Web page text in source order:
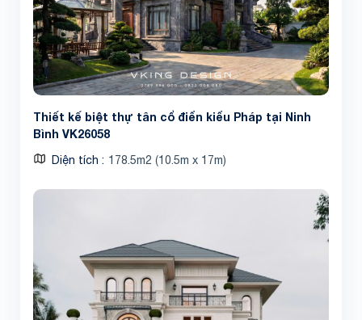
Thiết kế biệt thự tân cổ điển kiểu Pháp tại Ninh
Bình VK26058
Diện tích 178.5m2 (10.5m x 17m)